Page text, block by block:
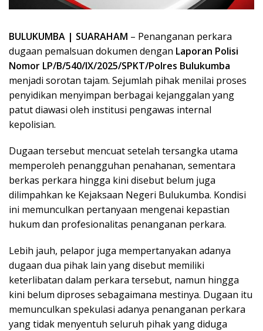
BULUKUMBA | SUARAHAM – Penanganan perkara
dugaan pemalsuan dokumen dengan Laporan Polisi
Nomor LP/B/540/IX/2025/SPKT/Polres Bulukumba
menjadi sorotan tajam. Sejumlah pihak menilai proses
penyidikan menyimpan berbagai kejanggalan yang
patut diawasi oleh institusi pengawas internal
kepolisian.
Dugaan tersebut mencuat setelah tersangka utama
memperoleh penangguhan penahanan, sementara
berkas perkara hingga kini disebut belum juga
dilimpahkan ke Kejaksaan Negeri Bulukumba. Kondisi
ini memunculkan pertanyaan mengenai kepastian
hukum dan profesionalitas penanganan perkara.
Lebih jauh, pelapor juga mempertanyakan adanya
dugaan dua pihak lain yang disebut memiliki
keterlibatan dalam perkara tersebut, namun hingga
kini belum diproses sebagaimana mestinya. Dugaan itu
memunculkan spekulasi adanya penanganan perkara
yang tidak menyentuh seluruh pihak yang diduga